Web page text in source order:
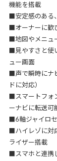
機能を搭載
■安定感のある
■オーナーに歓
■地図やメニュ
■見やすさと使
ュー画面
■声で瞬時にナ
ドに対応）
■スマートフォ
ーナビに転送可
■6軸ジャイロ
■ハイレゾに対
ライザー搭載
■スマホと連携